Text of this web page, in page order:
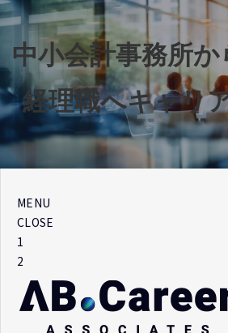
中小会計事務所
経理職へキャリ
MENU
CLOSE
1
2